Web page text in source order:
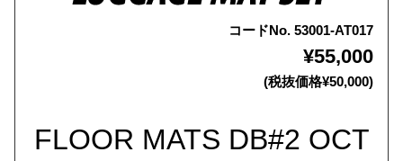
コードNo. 53001-AT017
¥55,000
(税抜価格¥50,000)
FLOOR MATS DB#2 OCT